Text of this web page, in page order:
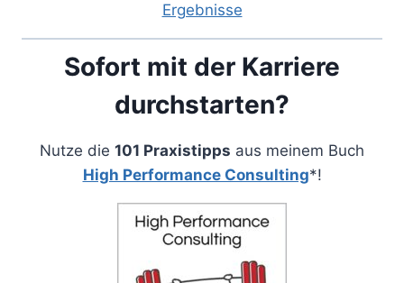
Ergebnisse
Sofort mit der Karriere
durchstarten?
Nutze die 101 Praxistipps aus meinem Buch
High Performance Consulting*!